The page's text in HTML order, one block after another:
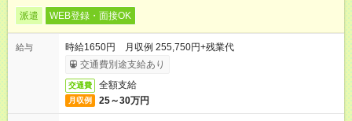
派遣 WEB登録・面接OK
給与
時給1650円 月収例 255,750円+残業代
交通費別途支給あり
交通費 全額支給
月収例 25～30万円